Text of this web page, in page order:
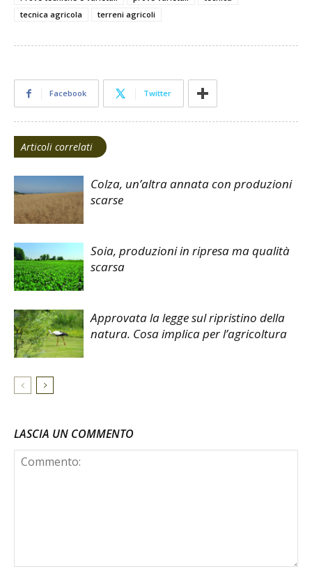
tecnica agricola
terreni agricoli
Facebook Twitter
Articoli correlati
Colza, un’altra annata con produzioni
scarse
Soia, produzioni in ripresa ma qualità
scarsa
Approvata la legge sul ripristino della
natura. Cosa implica per l’agricoltura
LASCIA UN COMMENTO